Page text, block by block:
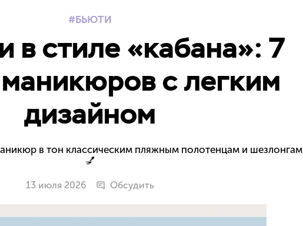
БЬЮТИ
в стиле «кабана»: 7
с легким
дизайном
в тон классическим пляжным полотенцам и шезлонгам
💅
13 июля 2026 Обсудить